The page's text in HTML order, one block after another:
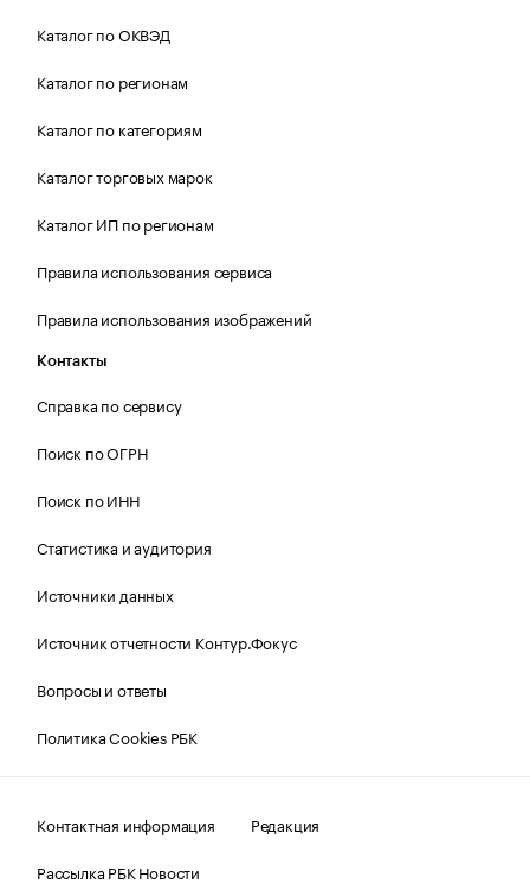
Каталог по ОКВЭД
Каталог по регионам
Каталог по категориям
Каталог торговых марок
Каталог ИП по регионам
Правила использования сервиса
Правила использования изображений
Контакты
Справка по сервису
Поиск по ОГРН
Поиск по ИНН
Статистика и аудитория
Источники данных
Источник отчетности Контур.Фокус
Вопросы и ответы
Политика Cookies РБК
Контактная информация
Редакция
Рассылка РБК Новости